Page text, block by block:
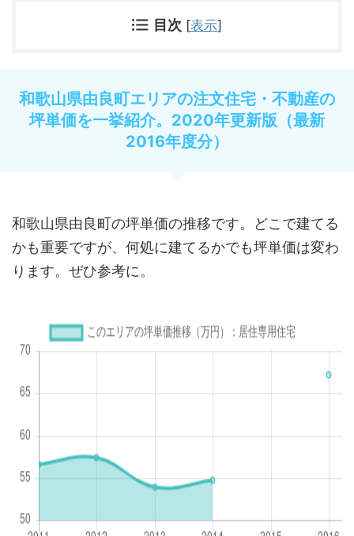
目次 [表示]
和歌山県由良町エリアの注文住宅・不動産の
坪単価を一挙紹介。2020年更新版（最新
2016年度分）
和歌山県由良町の坪単価の推移です。どこで建てる
かも重要ですが、何処に建てるかでも坪単価は変わ
ります。ぜひ参考に。